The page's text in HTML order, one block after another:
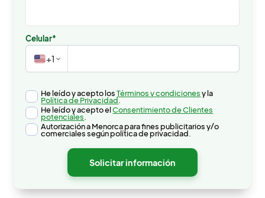
Celular*
+1
He leído y acepto losTérminos y condicionesy la
Política de Privacidad.
He leído y acepto elConsentimiento de Clientes
potenciales.
Autorización a Menorca para fines publicitarios y/o
comerciales según política de privacidad.